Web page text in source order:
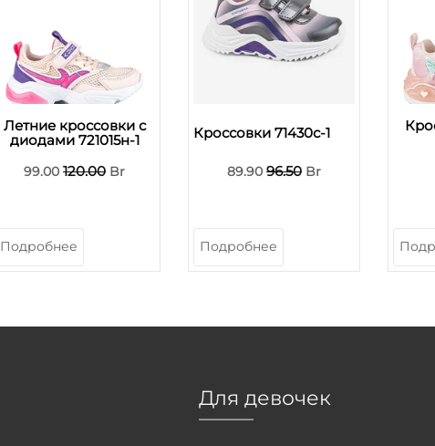
Летние кроссовки с
диодами 721015н-1
99.00 120.00 Br
Подробнее
Кроссовки 71430с-1
89.90 96.50 Br
Подробнее
Для девочек